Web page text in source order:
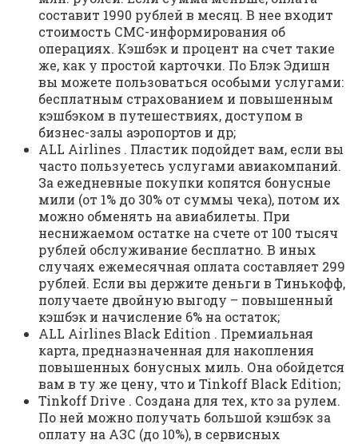
составит 1990 рублей в месяц. В нее входит
стоимость СМС-информирования об
операциях. Кэшбэк и процент на счет такие
же, как у простой карточки. По Блэк Эдишн
вы можете пользоваться особыми услугами:
бесплатным страхованием и повышенным
кэшбэком в путешествиях, доступом в
бизнес-залы аэропортов и др;
ALL Airlines . Пластик подойдет вам, если вы
часто пользуетесь услугами авиакомпаний.
За ежедневные покупки копятся бонусные
мили (от 1% до 30% от суммы чека), потом их
можно обменять на авиабилеты. При
неснижаемом остатке на счете от 100 тысяч
рублей обслуживание бесплатно. В иных
случаях ежемесячная оплата составляет 299
рублей. Если вы держите деньги в Тинькофф,
получаете двойную выгоду – повышенный
кэшбэк и начисление 6% на остаток;
ALL Airlines Black Edition . Премиальная
карта, предназначенная для накопления
повышенных бонусных миль. Она обойдется
вам в ту же цену, что и Tinkoff Black Edition;
Tinkoff Drive . Создана для тех, кто за рулем.
По ней можно получать большой кэшбэк за
оплату на АЗС (до 10%), в сервисных